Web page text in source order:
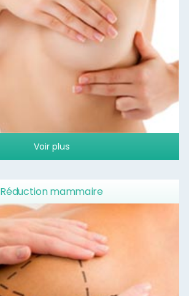
Voir plus
Réduction mammaire